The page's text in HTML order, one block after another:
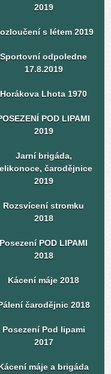
2019
s létem 2019
Sportovní odpoledne
17.8.2019
Horákova Lhota 1970
POD LIPAMI
2019
Jarní brigáda,
čarodějnice
2019
Rozsvícení stromku
2018
Posezení POD LIPAMI
2018
Kácení máje 2018
čarodějnic 2018
Posezení Pod lipami
2017
máje a brigáda